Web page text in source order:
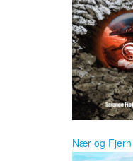
Nær og Fjern